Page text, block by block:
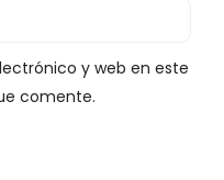
y web en este
comente.